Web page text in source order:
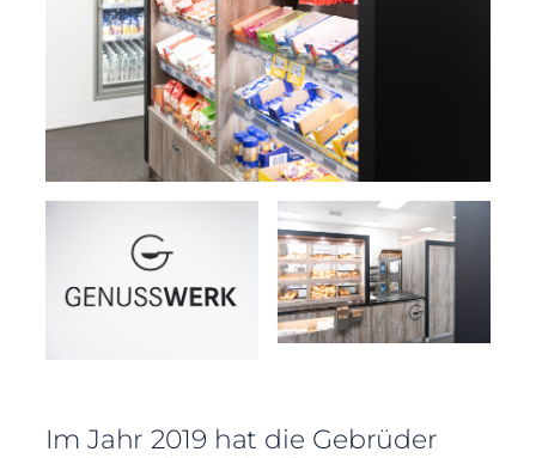
Im Jahr 2019 hat die Gebrüder